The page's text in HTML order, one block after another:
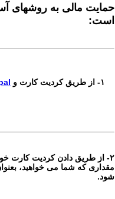
audio Program # 205
audio Program # 206
audio Program # 208
audio Program # 209
audio Program # 210
حمایت مالی به روشهای
است:
۲- از طریق دادن کردیت کارت
مقداری که شما می خواهید،
شود.